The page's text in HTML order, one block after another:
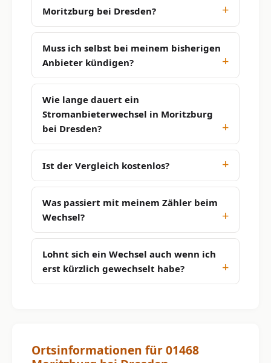
Moritzburg bei Dresden?
Muss ich selbst bei meinem bisherigen
Anbieter kündigen?
Wie lange dauert ein
Stromanbieterwechsel in Moritzburg
bei Dresden?
Ist der Vergleich kostenlos?
Was passiert mit meinem Zähler beim
Wechsel?
Lohnt sich ein Wechsel auch wenn ich
erst kürzlich gewechselt habe?
Ortsinformationen für 01468